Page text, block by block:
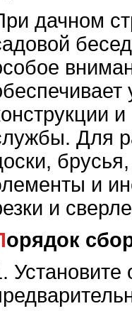
дачном
Для
и
и
Порядок
Установите